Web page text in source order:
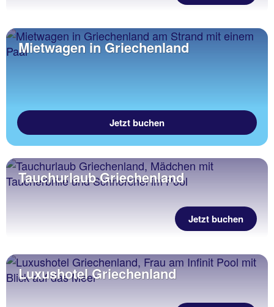
Mietwagen in Griechenland
Jetzt buchen
Tauchurlaub Griechenland
Jetzt buchen
Luxushotel Griechenland